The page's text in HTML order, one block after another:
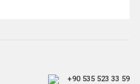
+90 535 523 33 59